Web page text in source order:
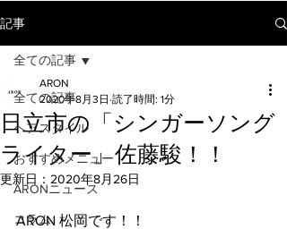
記事
全ての記事
ヘアスタイル
おすすめメニュー
ARONニュース
コラム
全ての記事
日立市の「シンガーソング
ライター」佐藤駿！！
ARON
2020年8月3日 読了時間: 1分
更新日： 2020年8月26日
ARON 松岡です！！